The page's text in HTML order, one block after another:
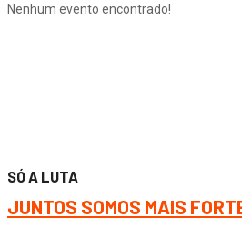
Nenhum evento encontrado!
SÓ A LUTA
JUNTOS SOMOS MAIS